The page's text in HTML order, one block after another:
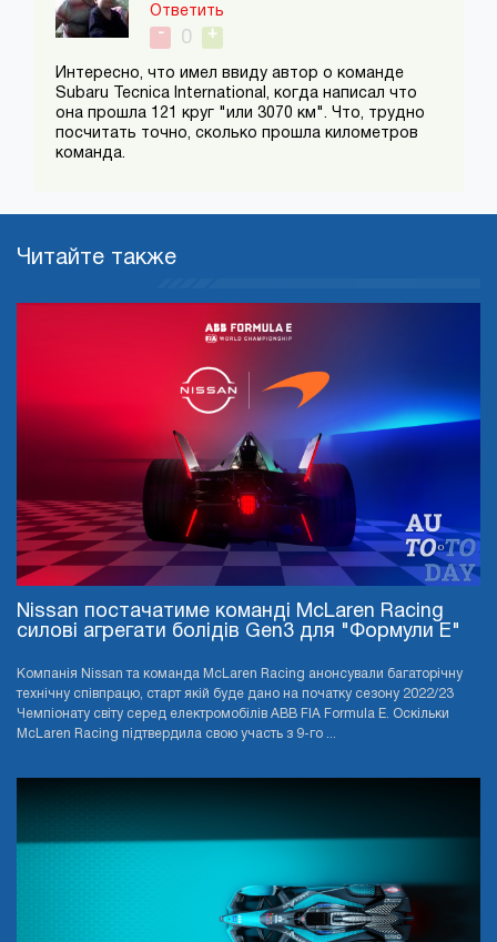
Ответить
-
0 +
Интересно, что имел ввиду автор о команде
Subaru Tecnica International, когда написал что
она прошла 121 круг "или 3070 км". Что, трудно
посчитать точно, сколько прошла километров
команда.
Читайте также
Nissan постачатиме команді McLaren Racing
силові агрегати болідів Gen3 для "Формули E"
Компанія Nissan та команда McLaren Racing анонсували багаторічну
технічну співпрацю, старт якій буде дано на початку сезону 2022/23
Чемпіонату світу серед електромобілів ABB FIA Formula E. Оскільки
McLaren Racing підтвердила свою участь з 9-го ...